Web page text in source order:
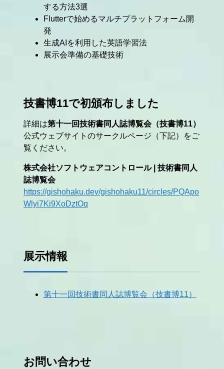
する方法3選
Flutterで始めるマルチプラットフォーム開
発
生成AIを利用した英語学習法
展示会準備の基礎技術
技書博11で初頒布しました
詳細は第十一回技術書同人誌博覧会（技書博11）
公式ウェブサイトのサークルページ（下記）をご
覧ください。
株式会社ソフトウェアコントロール | 技術書同人
誌博覧会
https://gishohaku.dev/gishohaku11/circles/PQApo
Wlyi7Ki9XoDztOq
展示情報
第十一回技術書同人誌博覧会（技書博11）
お問い合わせ